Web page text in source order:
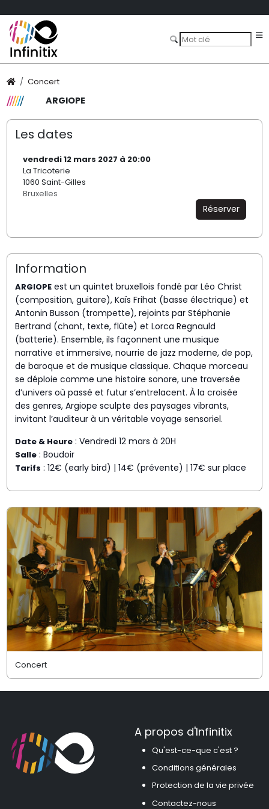
Concert
ARGIOPE
Les dates
vendredi 12 mars 2027 à 20:00
La Tricoterie
1060 Saint-Gilles
Bruxelles
Réserver
Information
ARGIOPEest un quintet bruxellois fondé par Léo Christ
(composition, guitare), Kaïs Frihat (basse électrique) et
Antonin Busson (trompette), rejoints par Stéphanie
Bertrand (chant, texte, flûte) et Lorca Regnauld
(batterie). Ensemble, ils façonnent une musique
narrative et immersive, nourrie de jazz moderne, de pop,
de baroque et de musique classique. Chaque morceau
se déploie comme une histoire sonore, une traversée
d’univers où passé et futur s’entrelacent. À la croisée
des genres, Argiope sculpte des paysages vibrants,
invitant l’auditeur à un véritable voyage sensoriel.
Date & Heure: Vendredi 12 mars à 20H
Salle: Boudoir
Tarifs : 12€ (early bird) | 14€ (prévente) | 17€ sur place
Concert
A propos d'Infinitix
Qu'est-ce-que c'est ?
Conditions générales
Protection de la vie privée
Contactez-nous